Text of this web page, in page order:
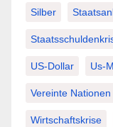
Silber
US-Dollar Us-
Vereinte Nationen
Wirtschaftskrise